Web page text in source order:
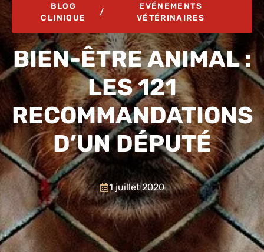
BLOG
CLINIQUE
/
EVÉNEMENTS
VÉTÉRINAIRES
BIEN-ÊTRE ANIMAL :
LES 121
RECOMMANDATIONS
D’UN DÉPUTÉ
1 juillet 2020